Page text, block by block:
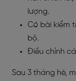
lượng.
Có bài kiểm
bộ.
Điều chỉnh
Sau 3 tháng hè,